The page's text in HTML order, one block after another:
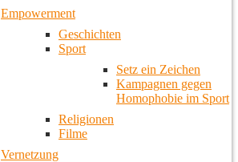
Empowerment
Geschichten
Sport
Setz ein Zeichen
Kampagnen gegen
Homophobie im Sport
Religionen
Filme
Vernetzung